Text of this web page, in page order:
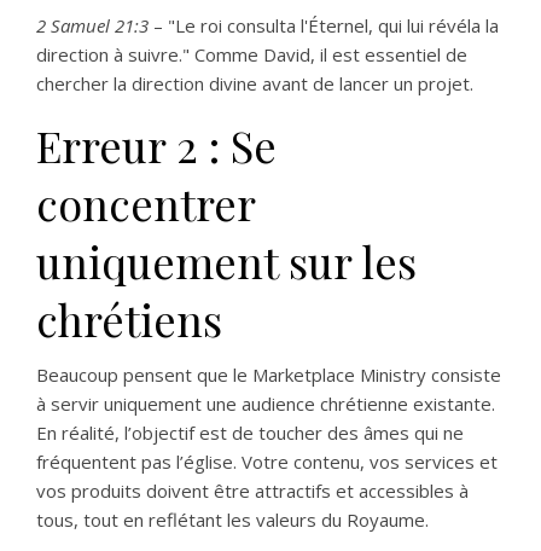
2 Samuel 21:3 – "Le roi consulta l'Éternel, qui lui révéla la
direction à suivre." Comme David, il est essentiel de
chercher la direction divine avant de lancer un projet.
Erreur 2 : Se
concentrer
uniquement sur les
chrétiens
Beaucoup pensent que le Marketplace Ministry consiste
à servir uniquement une audience chrétienne existante.
En réalité, l’objectif est de toucher des âmes qui ne
fréquentent pas l’église. Votre contenu, vos services et
vos produits doivent être attractifs et accessibles à
tous, tout en reflétant les valeurs du Royaume.